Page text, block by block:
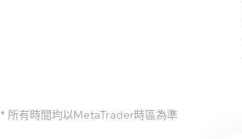
* 所有時間均以MetaTrader時區為準